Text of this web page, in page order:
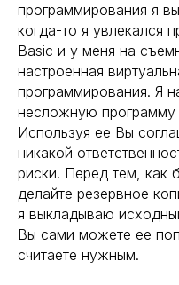
программирования я
когда-то я увлекался
Basic и у меня на
настроенная
программирования. Я
несложную программу
Используя ее Вы
никакой
риски. Перед тем, как
делайте резервное
я выкладываю
Вы сами можете ее
считаете нужным.